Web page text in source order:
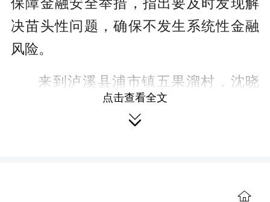
保障金融安全举措，指出要及时发现解
决苗头性问题，确保不发生系统性金融
风险。
来到泸溪县浦市镇五果溜村，沈晓
明察看水稻长势，强调要推进高标准农
田建设，提高农民种粮积极性，保障好
求大力化解重复信访积案，积极回应群
点击查看全文
